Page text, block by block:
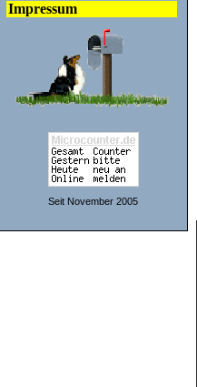
Impressum
Seit November 2005